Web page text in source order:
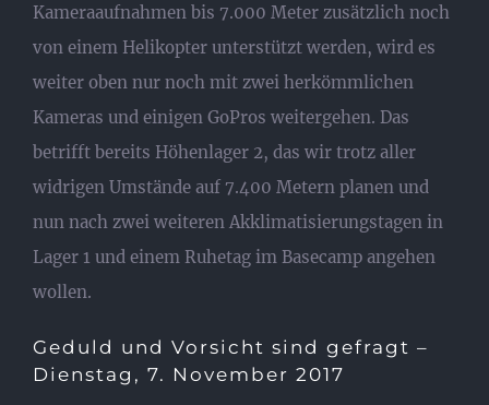
Kameraaufnahmen bis 7.000 Meter zusätzlich noch
von einem Helikopter unterstützt werden, wird es
weiter oben nur noch mit zwei herkömmlichen
Kameras und einigen GoPros weitergehen. Das
betrifft bereits Höhenlager 2, das wir trotz aller
widrigen Umstände auf 7.400 Metern planen und
nun nach zwei weiteren Akklimatisierungstagen in
Lager 1 und einem Ruhetag im Basecamp angehen
wollen.
Geduld und Vorsicht sind gefragt –
Dienstag, 7. November 2017